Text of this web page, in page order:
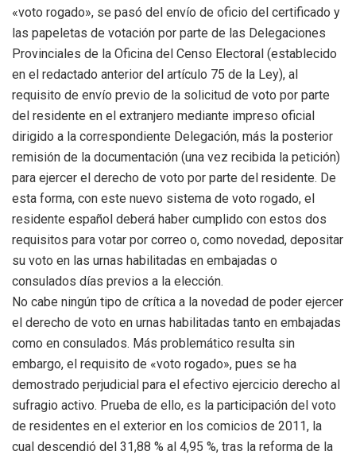
«voto rogado», se pasó del envío de oficio del certificado y
las papeletas de votación por parte de las Delegaciones
Provinciales de la Oficina del Censo Electoral (establecido
en el redactado anterior del artículo 75 de la Ley), al
requisito de envío previo de la solicitud de voto por parte
del residente en el extranjero mediante impreso oficial
dirigido a la correspondiente Delegación, más la posterior
remisión de la documentación (una vez recibida la petición)
para ejercer el derecho de voto por parte del residente. De
esta forma, con este nuevo sistema de voto rogado, el
residente español deberá haber cumplido con estos dos
requisitos para votar por correo o, como novedad, depositar
su voto en las urnas habilitadas en embajadas o
consulados días previos a la elección.
No cabe ningún tipo de crítica a la novedad de poder ejercer
el derecho de voto en urnas habilitadas tanto en embajadas
como en consulados. Más problemático resulta sin
embargo, el requisito de «voto rogado», pues se ha
demostrado perjudicial para el efectivo ejercicio derecho al
sufragio activo. Prueba de ello, es la participación del voto
de residentes en el exterior en los comicios de 2011, la
cual descendió del 31,88 % al 4,95 %, tras la reforma de la